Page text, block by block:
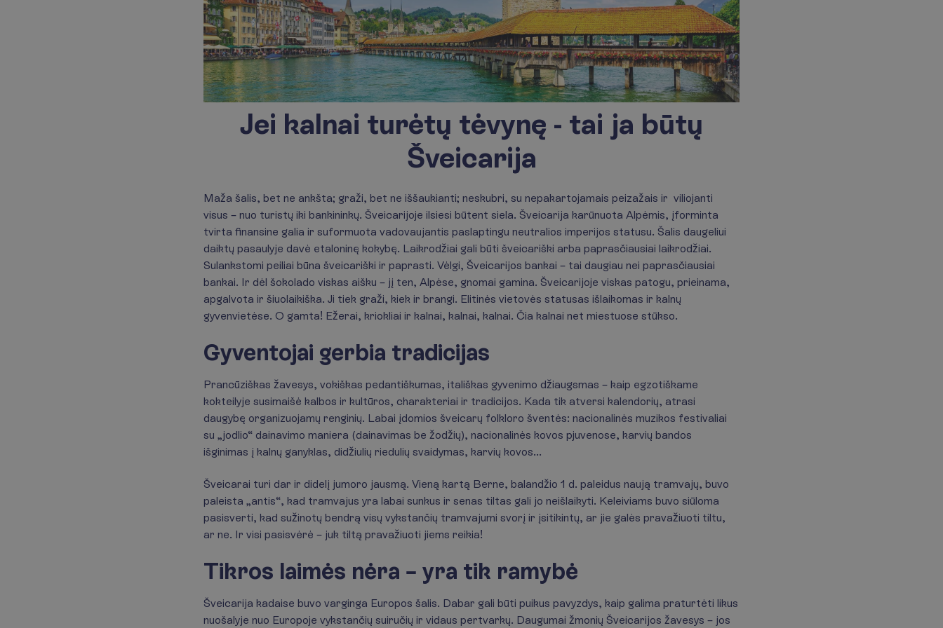
Jei kalnai turėtų tėvynę - tai ja būtų
Šveicarija
Maža šalis, bet ne ankšta; graži, bet ne iššaukianti; neskubri, su nepakartojamais peizažais ir viliojanti
visus – nuo turistų iki bankininkų. Šveicarijoje ilsiesi būtent siela. Šveicarija karūnuota Alpėmis, įforminta
tvirta finansine galia ir suformuota vadovaujantis paslaptingu neutralios imperijos statusu. Šalis daugeliui
daiktų pasaulyje davė etaloninę kokybę. Laikrodžiai gali būti šveicariški arba paprasčiausiai laikrodžiai.
Sulankstomi peiliai būna šveicariški ir paprasti. Vėlgi, Šveicarijos bankai – tai daugiau nei paprasčiausiai
bankai. Ir dėl šokolado viskas aišku – jį ten, Alpėse, gnomai gamina. Šveicarijoje viskas patogu, prieinama,
apgalvota ir šiuolaikiška. Ji tiek graži, kiek ir brangi. Elitinės vietovės statusas išlaikomas ir kalnų
gyvenvietėse. O gamta! Ežerai, kriokliai ir kalnai, kalnai, kalnai. Čia kalnai net miestuose stūkso.
Gyventojai gerbia tradicijas
Prancūziškas žavesys, vokiškas pedantiškumas, itališkas gyvenimo džiaugsmas – kaip egzotiškame
kokteilyje susimaišė kalbos ir kultūros, charakteriai ir tradicijos. Kada tik atversi kalendorių, atrasi
daugybę organizuojamų renginių. Labai įdomios šveicarų folkloro šventės: nacionalinės muzikos festivaliai
su „jodlio“ dainavimo maniera (dainavimas be žodžių), nacionalinės kovos pjuvenose, karvių bandos
išginimas į kalnų ganyklas, didžiulių riedulių svaidymas, karvių kovos...
Šveicarai turi dar ir didelį jumoro jausmą. Vieną kartą Berne, balandžio 1 d. paleidus naują tramvajų, buvo
paleista „antis“, kad tramvajus yra labai sunkus ir senas tiltas gali jo neišlaikyti. Keleiviams buvo siūloma
pasisverti, kad sužinotų bendrą visų vykstančių tramvajumi svorį ir įsitikintų, ar jie galės pravažiuoti tiltu,
ar ne. Ir visi pasisvėrė – juk tiltą pravažiuoti jiems reikia!
Tikros laimės nėra – yra tik ramybė
Šveicarija kadaise buvo varginga Europos šalis. Dabar gali būti puikus pavyzdys, kaip galima praturtėti likus
nuošalyje nuo Europoje vykstančių suiručių ir vidaus pertvarkų. Daugumai žmonių Šveicarijos žavesys – jos